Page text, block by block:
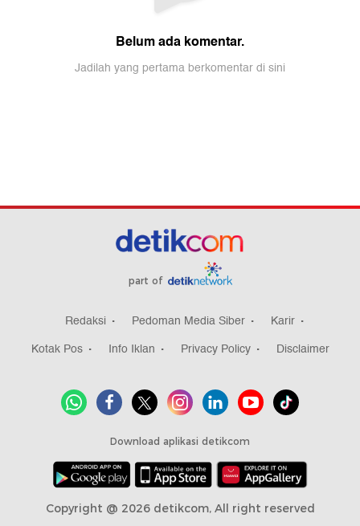
part of
Redaksi Pedoman Media Siber
Karir
Kotak Pos
Info Iklan Privacy Policy Disclaimer
Download aplikasi detikcom
Copyright @ 2026 detikcom, All right reserved